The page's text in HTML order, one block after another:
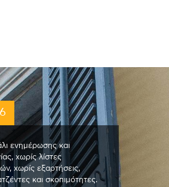
ενημέρωσης και
χωρίς λίστες
χωρίς εξαρτήσεις,
και σκοπιμότητες.